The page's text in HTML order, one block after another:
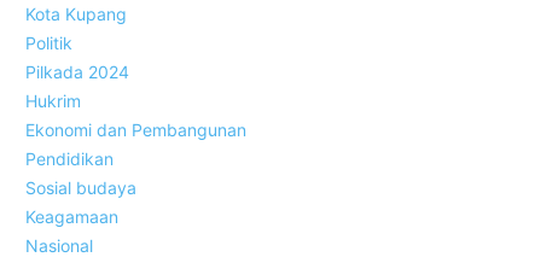
Kota Kupang
Politik
Pilkada 2024
Hukrim
Ekonomi dan Pembangunan
Pendidikan
Sosial budaya
Keagamaan
Nasional